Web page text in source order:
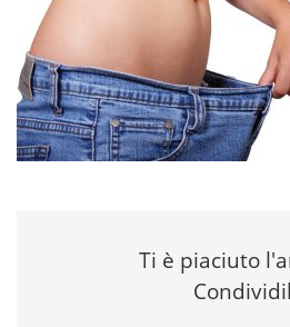
Ti è piaciuto